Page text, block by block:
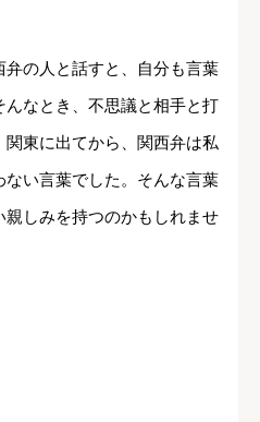
の人と話すと、自分も言葉
なとき、不思議と相手と打
東に出てから、関西弁は私
い言葉でした。そんな言葉
親しみを持つのかもしれませ